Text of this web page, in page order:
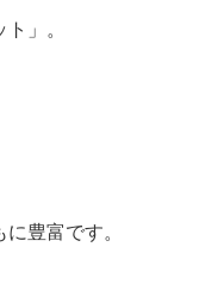
」。
豊富です。